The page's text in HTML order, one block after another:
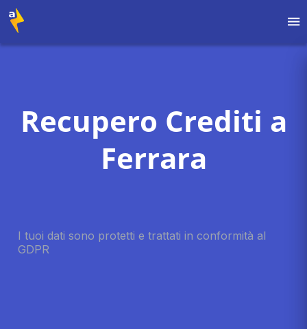
Recupero Crediti a
Ferrara